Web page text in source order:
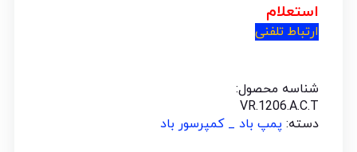
استعلام
ارتباط تلفنی
شناسه محصول:
VR.1206.A.C.T
دسته: پمپ باد _ کمپرسور باد